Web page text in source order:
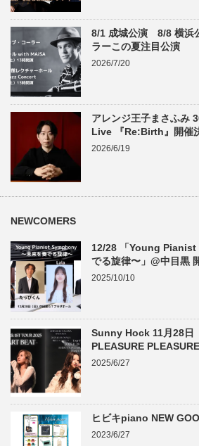
8/1 成城公演 8/8 横浜
ラーこの夏注目公演
2026/7/20
アレンジ王子まさふみ
Live 『Re:Birth』開催
2026/6/19
NEWCOMERS
12/28 「Young
でる旋律〜」@中目黒
2025/10/10
Sunny Hock 11月28日
PLEASURE
2025/6/27
ヒビキpiano NEW
2023/6/27